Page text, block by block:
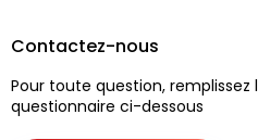
Contactez-nous
Pour toute question, remplissez
questionnaire ci-dessous